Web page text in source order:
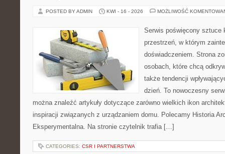
POSTED BY ADMIN KWI - 16 - 2026 MOŻLIWOŚĆ
Serwis poświęcony sztuce
przestrzeń, w którym
doświadczeniem. Strona
osobach, które chcą
także tendencji
dzień. To nowoczesny
można znaleźć artykuły dotyczące zarówno wielkich ikon
inspiracji związanych z urządzaniem domu. Polecamy Historia
Eksperymentalna. Na stronie czytelnik trafia […]
CATEGORIES: CSR I PARTNERSTWA